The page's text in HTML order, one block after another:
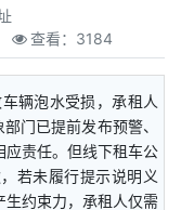
查看： 3184
辆泡水受损，承租人
门已提前发布预警、
应责任。但线下租车公
若未履行提示说明义
约束力，承租人仅需